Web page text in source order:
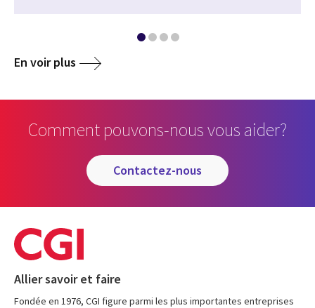
En voir plus
Comment pouvons-nous vous aider?
contactez-nous
Allier savoir et faire
Fondée en 1976, CGI figure parmi les plus importantes entreprises